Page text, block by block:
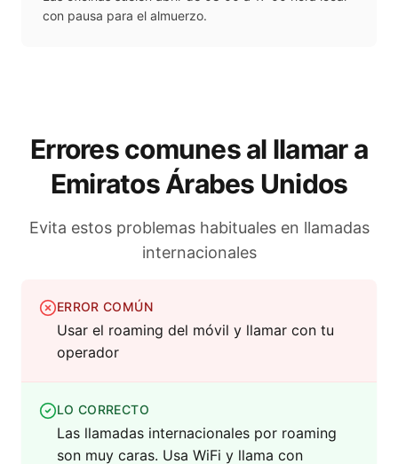
con pausa para el almuerzo.
Errores comunes al llamar a
Emiratos Árabes Unidos
Evita estos problemas habituales en llamadas
internacionales
ERROR COMÚN
Usar el roaming del móvil y llamar con tu
operador
LO CORRECTO
Las llamadas internacionales por roaming
son muy caras. Usa WiFi y llama con